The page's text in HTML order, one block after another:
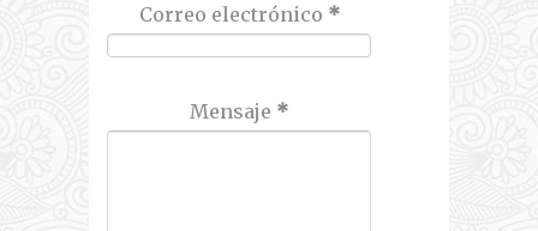
Correo electrónico *
Mensaje *